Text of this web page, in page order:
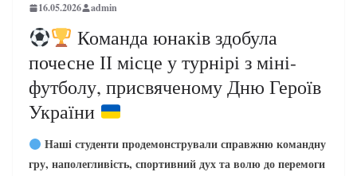
16.05.2026 admin
Команда юнаків здобула
почесне ІІ місце у турнірі з міні-
футболу, присвяченому Дню Героїв
України
Наші студенти продемонстрували справжню командну
гру, наполегливість, спортивний дух та волю до перемоги